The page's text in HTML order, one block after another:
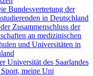
Bundesvertretung der
in Deutschland
Zusammenschluss der
an medizinischen
und Universitäten in
Universität des Saarlandes
meine Uni